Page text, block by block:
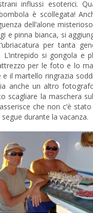
influssi esoterici.
è scollegata!
dell’alone
e pinna bianca, si
per tanta
si gongola e
per le foto e lo
il martello ringrazia
anche un altro
scagliare la maschera
che non c’è
durante la vacanza.